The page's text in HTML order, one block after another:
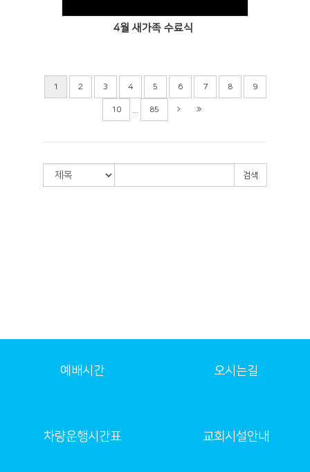
4월 새가족 수료식
1 2 3 4 5 6 7 8 9
10 85
검색
예배시간 오시는길
차량운행시간표 교회시설안내